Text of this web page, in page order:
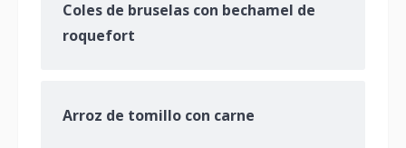
Coles de bruselas con bechamel de
roquefort
Arroz de tomillo con carne